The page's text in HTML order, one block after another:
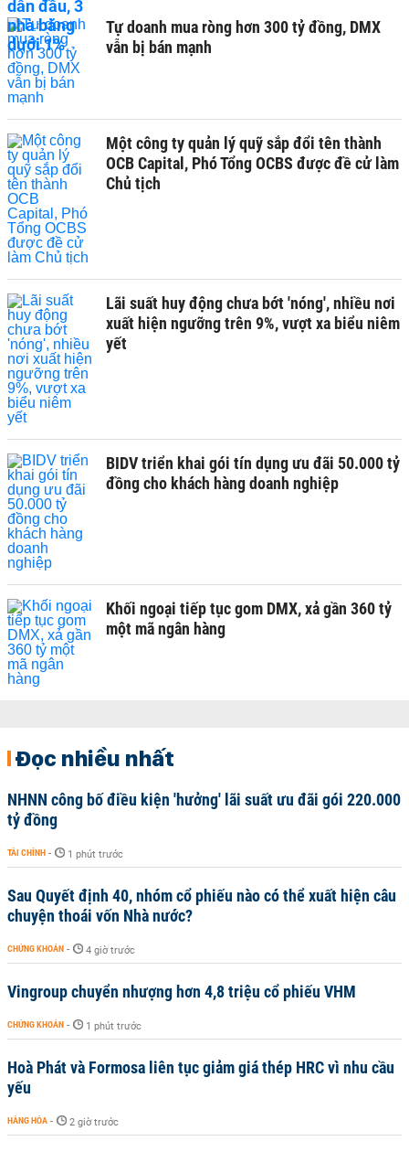
Tự doanh mua ròng hơn 300 tỷ đồng, DMX
vẫn bị bán mạnh
Một công ty quản lý quỹ sắp đổi tên thành
OCB Capital, Phó Tổng OCBS được đề cử làm
Chủ tịch
Lãi suất huy động chưa bớt 'nóng', nhiều nơi
xuất hiện ngưỡng trên 9%, vượt xa biểu niêm
yết
BIDV triển khai gói tín dụng ưu đãi 50.000 tỷ
đồng cho khách hàng doanh nghiệp
Khối ngoại tiếp tục gom DMX, xả gần 360 tỷ
một mã ngân hàng
Đọc nhiều nhất
NHNN công bố điều kiện 'hưởng' lãi suất ưu đãi gói 220.000
tỷ đồng
TÀI CHÍNH - 1 phút trước
Sau Quyết định 40, nhóm cổ phiếu nào có thể xuất hiện câu
chuyện thoái vốn Nhà nước?
CHỨNG KHOÁN - 4 giờ trước
Vingroup chuyển nhượng hơn 4,8 triệu cổ phiếu VHM
CHỨNG KHOÁN - 1 phút trước
Hoà Phát và Formosa liên tục giảm giá thép HRC vì nhu cầu
yếu
HÀNG HÓA - 2 giờ trước